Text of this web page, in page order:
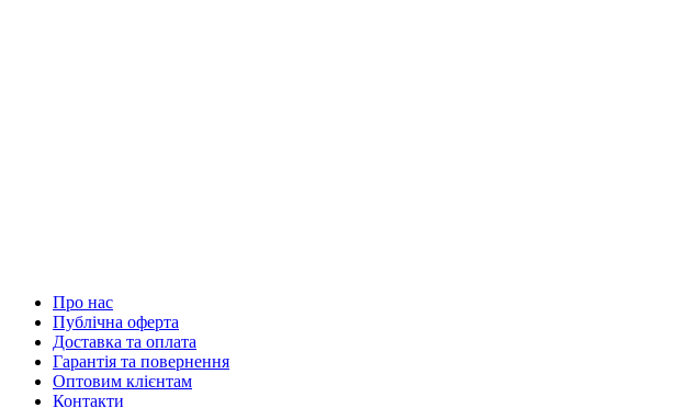
Про нас
Публічна оферта
Доставка та оплата
Гарантія та повернення
Оптовим клієнтам
Контакти